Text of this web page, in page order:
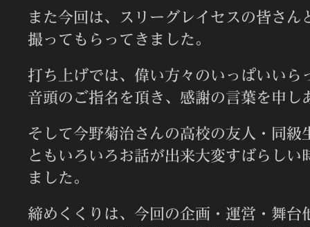
また今回は、スリーグレイセスの皆さん
撮ってもらってきました。
打ち上げでは、偉い方々のいっぱいいら
音頭のご指名を頂き、感謝の言葉を申し
そして今野菊治さんの高校の友人・同級
ともいろいろお話が出来大変すばらしい
ました。
締めくくりは、今回の企画・運営・舞台